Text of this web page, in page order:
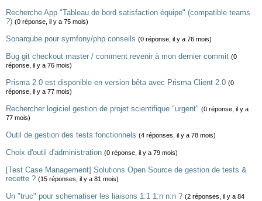
Recherche App "Tableau de bord satisfaction équipe" (compatible teams
?) (0 réponse, il y a 75 mois)
Sonarqube pour symfony/php conseils (0 réponse, il y a 76 mois)
Bug git checkout master / comment revenir à mon dernier commit (0
réponse, il y a 76 mois)
Prisma 2.0 est disponible en version bêta avec Prisma Client 2.0 (0
réponse, il y a 77 mois)
Rechercher logiciel gestion de projet scientifique "urgent" (0 réponse, il y a
77 mois)
Outil de gestion des tests fonctionnels (4 réponses, il y a 78 mois)
Choix d'outil d'administration (0 réponse, il y a 79 mois)
[Test Case Management] Solutions Open Source de gestion de tests &
recette ? (15 réponses, il y a 81 mois)
Un "truc" pour schematiser les liaisons 1:1 1:n n:n ? (2 réponses, il y a 84